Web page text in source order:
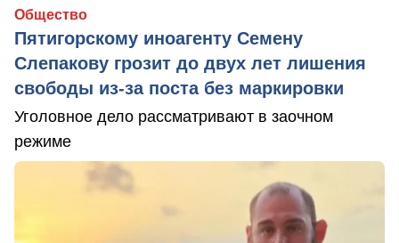
Общество
Пятигорскому иноагенту Семену
Слепакову грозит до двух лет лишения
свободы из-за поста без маркировки
Уголовное дело рассматривают в заочном
режиме